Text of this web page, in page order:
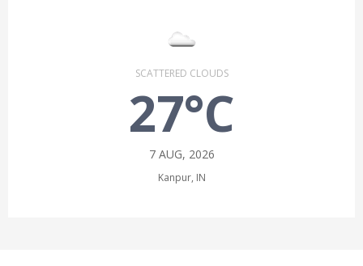
SCATTERED CLOUDS
27°C
7 AUG, 2026
Kanpur, IN